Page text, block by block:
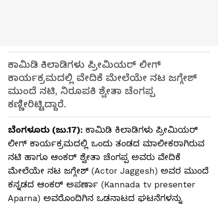
ಕಾಮಿಡಿ ಕಿಲಾಡಿಗಳು ಪ್ರೀಮಿಯರ್ ಲೀಗ್
ಕಾರ್ಯಕ್ರಮದಲ್ಲಿ ವೇದಿಕೆ ಮೇಲೆಯೇ ನಟ ಜಗ್ಗೇಶ್
ಮುಂದೆ ನಟಿ, ನಿರೂಪಕಿ ಶ್ವೇತಾ ಚೆಂಗಪ್ಪ
ಕಣ್ಣೀರಿಟ್ಟಿದ್ದಾರೆ.
ಬೆಂಗಳೂರು (ಜು.17): ಕಾಮಿಡಿ ಕಿಲಾಡಿಗಳು ಪ್ರೀಮಿಯರ್
ಲೀಗ್ ಕಾರ್ಯಕ್ರಮದಲ್ಲಿ ಒಂದು ತಂಡದ ಮಾಲೀಕರಾಗಿರುವ
ನಟಿ ಹಾಗೂ ಆಂಕರ್ ಶ್ವೇತಾ ಚೆಂಗಪ್ಪ ಅವರು ವೇದಿಕೆ
ಮೇಲೆಯೇ ನಟ ಜಗ್ಗೇಶ್ (Actor Jaggesh) ಅವರ ಮುಂದೆ
ಕನ್ನಡದ ಆಂಕರ್ ಅಪರ್ಣಾ (Kannada tv presenter
Aparna) ಅವರೊಂದಿಗಿನ ಒಡನಾಟದ ಘಟನೆಗಳನ್ನು